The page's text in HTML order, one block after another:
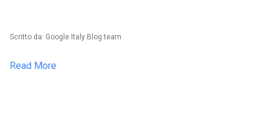
Scritto da: Google Italy Blog team
Read More